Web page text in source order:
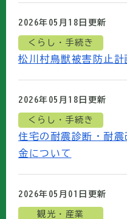
2026年05月18日 更新
くらし・手続き
松川村鳥獣被害防止計
2026年05月18日 更新
くらし・手続き
住宅の耐震診断・耐
金について
2026年05月01日 更新
観光・産業